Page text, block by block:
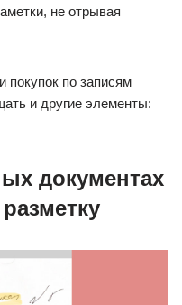
не отрывая
покупок по записям
и другие элементы:
документах